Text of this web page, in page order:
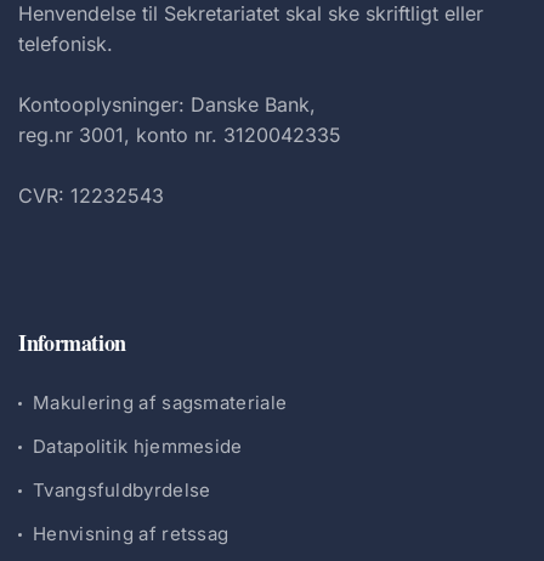
Henvendelse til Sekretariatet skal ske skriftligt eller
telefonisk.
Kontooplysninger: Danske Bank,
reg.nr 3001, konto nr. 3120042335
CVR: 12232543
Information
Makulering af sagsmateriale
Datapolitik hjemmeside
Tvangsfuldbyrdelse
Henvisning af retssag